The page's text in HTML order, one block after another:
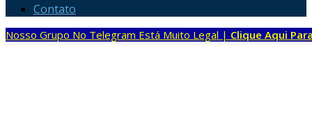
Contato
Nosso Grupo No Telegram Está Muito Legal | Clique Aqui